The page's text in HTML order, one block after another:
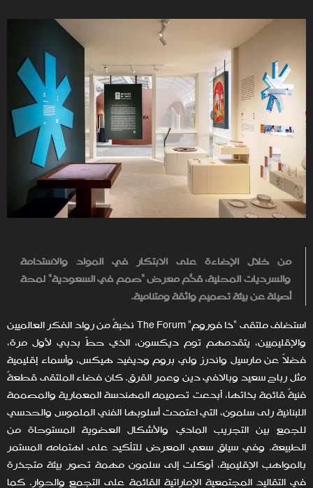
من خلال الإضاءة على الابتكار في المواد والاستدامة
والسرديات المحلية، قدّم معرض "صُمم في السعودية" لمحة
أصيلة عن بيئة تصميم واثقة ومتنامية.
استضاف ملتقى "ذا فوروم" The Forum نخبةً من رواد الفكر العالميين
والإقليميين، يتقدمهم توم ديكسون، الذي حطّ بدبي لأول مرة،
فضلاً عن مارسيل واندرز ولي بروم وديفيد هيكس، وأسماء إقليمية
مثل رباح سعيد وبالافي دين وعمر القرق. كان فضاء الملتقى قطعةً
فنيةً قائمة بذاتها، أبدعت تصميمه المهندسة المعمارية والمصممة
اللبنانية رلى سلمون، التي اعتمدت أسلوبها الفني الملموس والحدسي
للجمع بين التجريب المادي والأشكال العضوية المستوحاة من
الطبيعة. وفي سياق سعي المعرض للتأكيد على اهتمامه المستمر
بالمواهب الإقليمية، أوكلت إلى سلمون مهمة تصور بيئة متجذرة
في التقاليد المجتمعية الإماراتية القائمة على التجمع والحوار. كما